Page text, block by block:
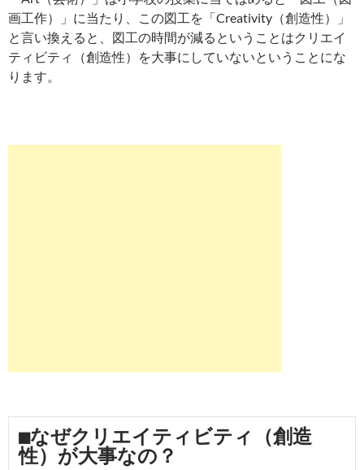
画工作）」に当たり、この図工を「Creativity（創造性）」
と言い換えると、図工の時間が減るということはクリエイ
ティビティ（創造性）を大事にしていないということにな
ります。
■なぜクリエイティビティ（創造
性）が大事なの？